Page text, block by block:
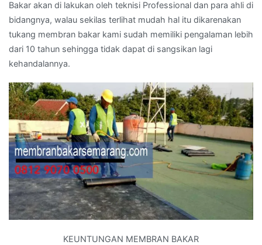
Bakar akan di lakukan oleh teknisi Professional dan para ahli di
bidangnya, walau sekilas terlihat mudah hal itu dikarenakan
tukang membran bakar kami sudah memiliki pengalaman lebih
dari 10 tahun sehingga tidak dapat di sangsikan lagi
kehandalannya.
KEUNTUNGAN MEMBRAN BAKAR